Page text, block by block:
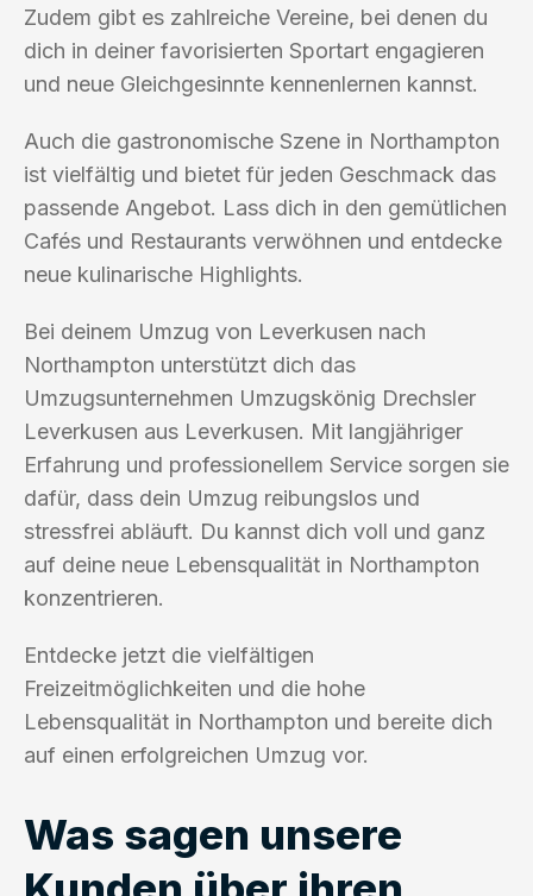
Zudem gibt es zahlreiche Vereine, bei denen du
dich in deiner favorisierten Sportart engagieren
und neue Gleichgesinnte kennenlernen kannst.
Auch die gastronomische Szene in Northampton
ist vielfältig und bietet für jeden Geschmack das
passende Angebot. Lass dich in den gemütlichen
Cafés und Restaurants verwöhnen und entdecke
neue kulinarische Highlights.
Bei deinem Umzug von Leverkusen nach
Northampton unterstützt dich das
Umzugsunternehmen Umzugskönig Drechsler
Leverkusen aus Leverkusen. Mit langjähriger
Erfahrung und professionellem Service sorgen sie
dafür, dass dein Umzug reibungslos und
stressfrei abläuft. Du kannst dich voll und ganz
auf deine neue Lebensqualität in Northampton
konzentrieren.
Entdecke jetzt die vielfältigen
Freizeitmöglichkeiten und die hohe
Lebensqualität in Northampton und bereite dich
auf einen erfolgreichen Umzug vor.
Was sagen unsere